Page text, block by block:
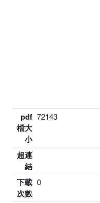
pdf
檔大
小
72143
超連
結
下載
次數
0